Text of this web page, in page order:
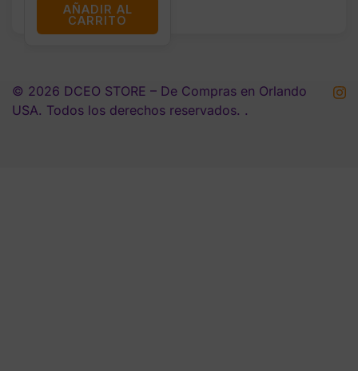
AÑADIR AL
CARRITO
© 2026 DCEO STORE – De Compras en Orlando
USA. Todos los derechos reservados. .